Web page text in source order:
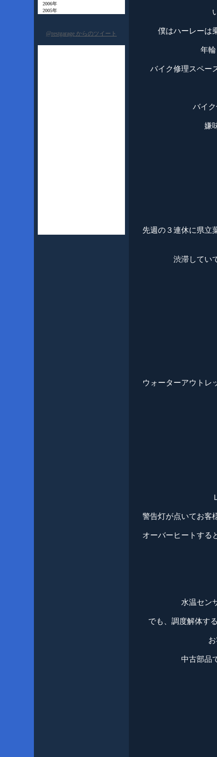
2006年
2005年
@restgarage からのツイート 僕はハーレーは
年
バイク修理スペー
バイ
嫌
先週の３連休に県立
渋滞してい
ウォーターアウト
警告灯が点いてお客
オーバーヒートする
水温セン
でも、調度解体す
中古部品